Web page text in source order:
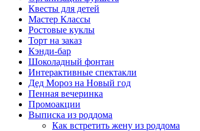
Квесты для детей
Мастер Классы
Ростовые куклы
Торт на заказ
Кэнди-бар
Шоколадный фонтан
Интерактивные спектакли
Дед Мороз на Новый год
Пенная вечеринка
Промоакции
Выписка из роддома
Как встретить жену из роддома